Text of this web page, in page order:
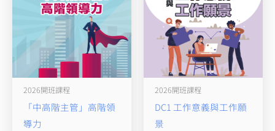
2026開班課程
「中高階主管」高階領
導力
2026開班課程
DC1 工作意義與工作願
景